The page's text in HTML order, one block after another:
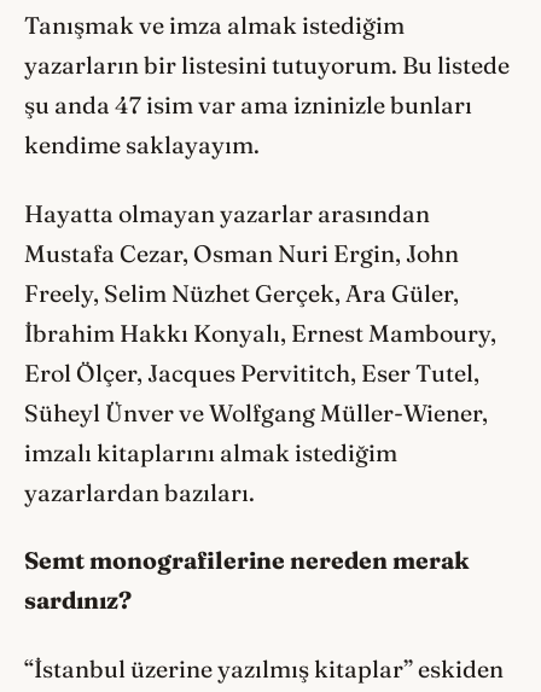
Tanışmak ve imza almak istediğim
yazarların bir listesini tutuyorum. Bu listede
şu anda 47 isim var ama izninizle bunları
kendime saklayayım.
Hayatta olmayan yazarlar arasından
Mustafa Cezar, Osman Nuri Ergin, John
Freely, Selim Nüzhet Gerçek, Ara Güler,
İbrahim Hakkı Konyalı, Ernest Mamboury,
Erol Ölçer, Jacques Pervititch, Eser Tutel,
Süheyl Ünver ve Wolfgang Müller-Wiener,
imzalı kitaplarını almak istediğim
yazarlardan bazıları.
Semt monografilerine nereden merak
sardınız?
“İstanbul üzerine yazılmış kitaplar” eskiden